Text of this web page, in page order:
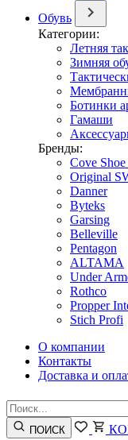
Обувь
Категории:
Летняя
Зимняя
Ботинки
Гамаши
Бренды:
Cove
Original
Danner
Byteks
Garsing
Belleville
Pentagon
ALTAMA
Under
Rothco
Propper
Stich Profi
О компании
Контакты
Доставка и
ПОИСК